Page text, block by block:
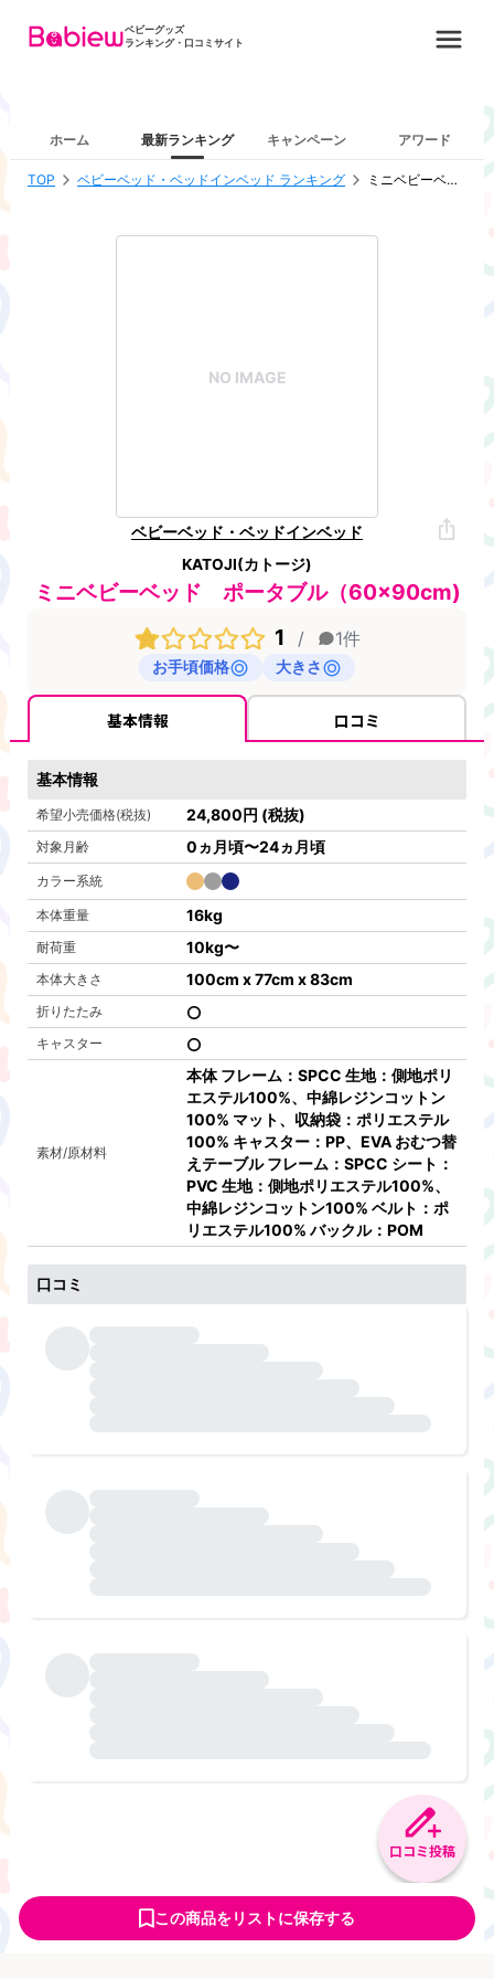
ベビーグッズ
ランキング・口コミサイト
ホーム 最新ランキング キャンペーン アワード
TOP ベビーベッド・ベッドインベッド ランキング ミニベビーベッド ポータブル（60×90cm)
NO IMAGE
ベビーベッド・ベッドインベッド
KATOJI(カトージ)
ミニベビーベッド ポータブル（60×90cm)
1
/ 1件
お手頃価格 大きさ
基本情報 口コミ
基本情報
希望小売価格(税抜) 24,800円 (税抜)
対象月齢 0ヵ月頃〜24ヵ月頃
カラー系統
本体重量 16kg
耐荷重 10kg〜
本体大きさ 100cm x 77cm x 83cm
折りたたみ
キャスター
素材/原材料
本体 フレーム：SPCC 生地：側地ポリ
エステル100%、中綿レジンコットン
100% マット、収納袋：ポリエステル
100% キャスター：PP、EVA おむつ替
えテーブル フレーム：SPCC シート：
PVC 生地：側地ポリエステル100%、
中綿レジンコットン100% ベルト：ポ
リエステル100% バックル：POM
口コミ
口コミ投稿
この商品をリストに保存する